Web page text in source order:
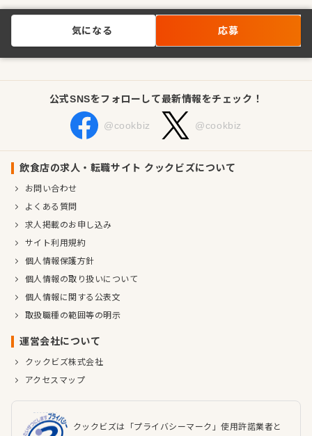
気になる 応募
公式SNSをフォローして最新情報をチェック！
@cookbiz @cookbiz
飲食店の求人・転職サイト クックビズについて
お問い合わせ
よくある質問
求人掲載のお申し込み
サイト利用規約
個人情報保護方針
個人情報の取り扱いについて
個人情報に関する公表文
取扱職種の範囲等の明示
運営会社について
クックビズ株式会社
アクセスマップ
クックビズは「プライバシーマーク」使用許諾業者と